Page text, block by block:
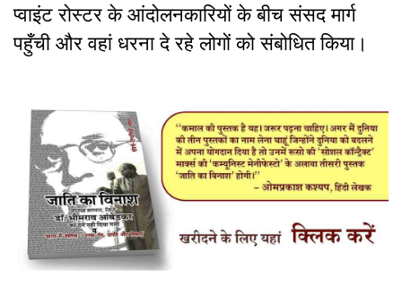
प्वाइंट रोस्टर के आंदोलनकारियों के बीच संसद मार्ग
पहुँची और वहां धरना दे रहे लोगों को संबोधित किया।